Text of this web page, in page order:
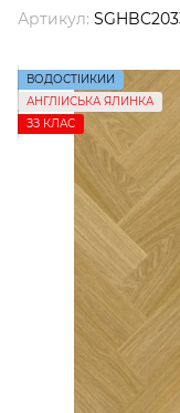
Артикул:
ВОДОСТІЙКИЙ
АНГЛІЙСЬКА ЯЛИНКА
ЗЗ КЛАС